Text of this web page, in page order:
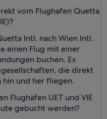
vom Flughafen Quetta
Intl. nach Wien Intl.
einen Flug mit einer
buchen. Es
die direkt
hin und her fliegen.
Flughäfen UET und VIE
gebucht werden?